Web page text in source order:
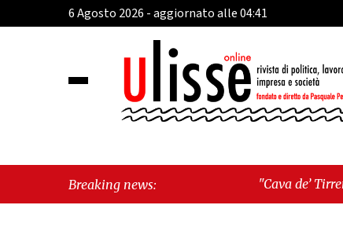
6 Agosto 2026 - aggiornato alle 04:41
Breaking news:"Cava de’ Tirreni, devastata nella
pressioni economiche"